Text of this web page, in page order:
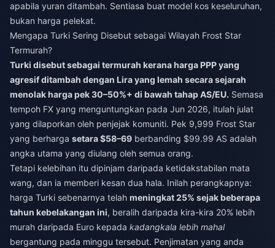
apabila yuran ditambah. Sentiasa buat model kos keseluruhan,
bukan harga pelekat.
Mengapa Turki Sering Disebut sebagai Wilayah Frost Star
Termurah?
Turki disebut sebagai termurah kerana harga PPP yang
agresif ditambah dengan Lira yang lemah secara sejarah
menolak harga pek 30–50%+ di bawah tahap AS/EU. Semasa
tempoh FX yang menguntungkan pada Jun 2026, itulah julat
yang dilaporkan oleh penjejak komuniti. Pek 9,999 Frost Star
yang berharga setara $58–69 berbanding $99.99 AS adalah
angka utama yang diulang oleh semua orang.
Tetapi kelebihan itu dipinjam daripada ketidakstabilan mata
wang, dan ia memberi kesan dua hala. Inilah perangkapnya:
harga Turki sebenarnya telah meningkat 25% sejak beberapa
tahun kebelakangan ini, beralih daripada kira-kira 20% lebih
murah daripada Euro kepada kadangkala lebih mahal
bergantung pada minggu tersebut. Penjimatan yang anda